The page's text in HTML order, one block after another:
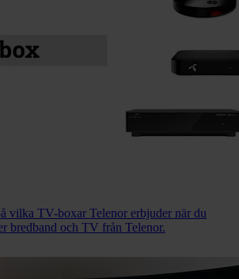
vilka TV-boxar Telenor erbjuder när du
bredband och TV från Telenor.